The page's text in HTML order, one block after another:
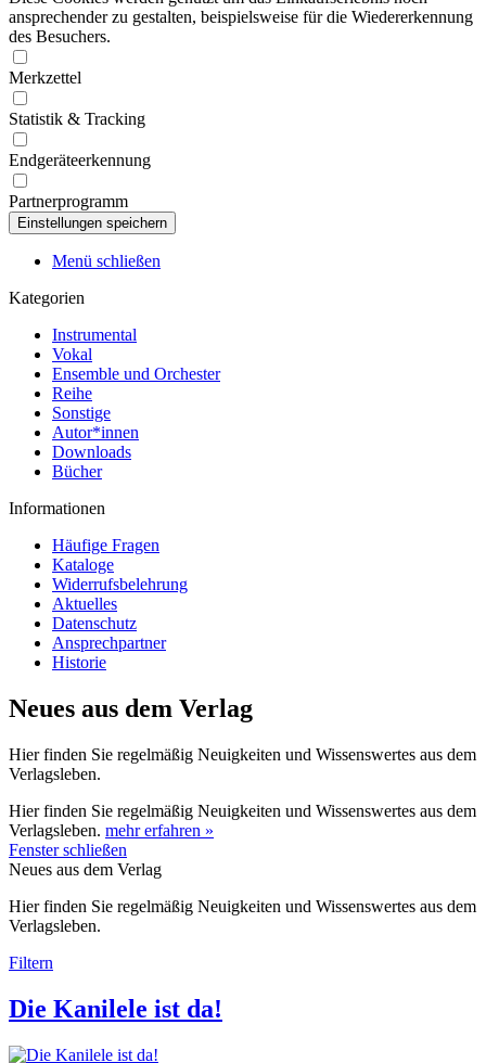
ansprechender zu gestalten, beispielsweise für die Wiedererkennung
des Besuchers.
Merkzettel
Statistik & Tracking
Endgeräteerkennung
Partnerprogramm
Menü schließen
Kategorien
Instrumental
Vokal
Ensemble und Orchester
Reihe
Sonstige
Autor*innen
Downloads
Bücher
Informationen
Häufige Fragen
Kataloge
Widerrufsbelehrung
Aktuelles
Datenschutz
Ansprechpartner
Historie
Neues aus dem Verlag
Hier finden Sie regelmäßig Neuigkeiten und Wissenswertes aus dem
Verlagsleben.
Hier finden Sie regelmäßig Neuigkeiten und Wissenswertes aus dem
Verlagsleben. mehr erfahren »
Fenster schließen
Neues aus dem Verlag
Hier finden Sie regelmäßig Neuigkeiten und Wissenswertes aus dem
Verlagsleben.
Filtern
Die Kanilele ist da!